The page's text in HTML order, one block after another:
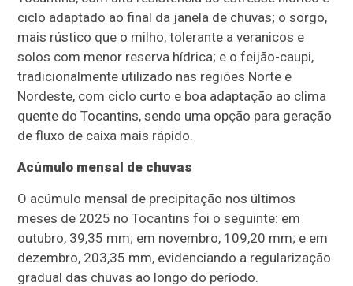
ciclo adaptado ao final da janela de chuvas; o sorgo,
mais rústico que o milho, tolerante a veranicos e
solos com menor reserva hídrica; e o feijão-caupi,
tradicionalmente utilizado nas regiões Norte e
Nordeste, com ciclo curto e boa adaptação ao clima
quente do Tocantins, sendo uma opção para geração
de fluxo de caixa mais rápido.
Acúmulo mensal de chuvas
O acúmulo mensal de precipitação nos últimos
meses de 2025 no Tocantins foi o seguinte: em
outubro, 39,35 mm; em novembro, 109,20 mm; e em
dezembro, 203,35 mm, evidenciando a regularização
gradual das chuvas ao longo do período.